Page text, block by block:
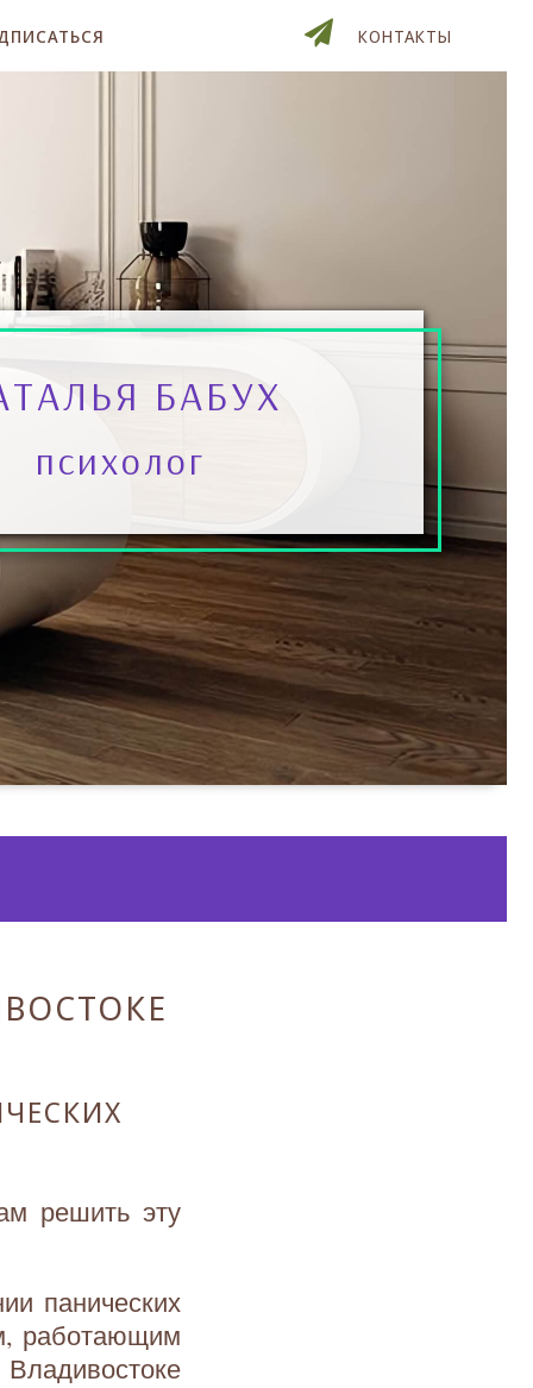
КОНТАКТЫ
БАБУХ
психолог
решить эту
панических
работающим